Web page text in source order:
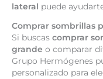
lateral puede
Comprar sombrillas
Si buscas comprar
grande o comparar
Grupo Hermógenes
personalizado para